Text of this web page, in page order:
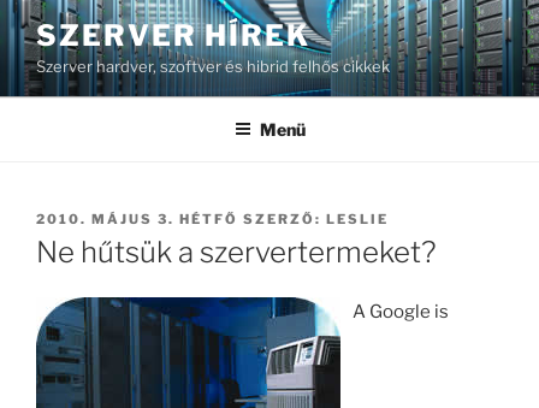
Tartalomhoz
SZERVER HÍREK
Szerver hardver, szoftver és hibrid felhős cikkek
Menü
BEKÜLDVE:
2010. MÁJUS 3. HÉTFŐ SZERZŐ: LESLIE
Ne hűtsük a szervertermeket?
A Google is